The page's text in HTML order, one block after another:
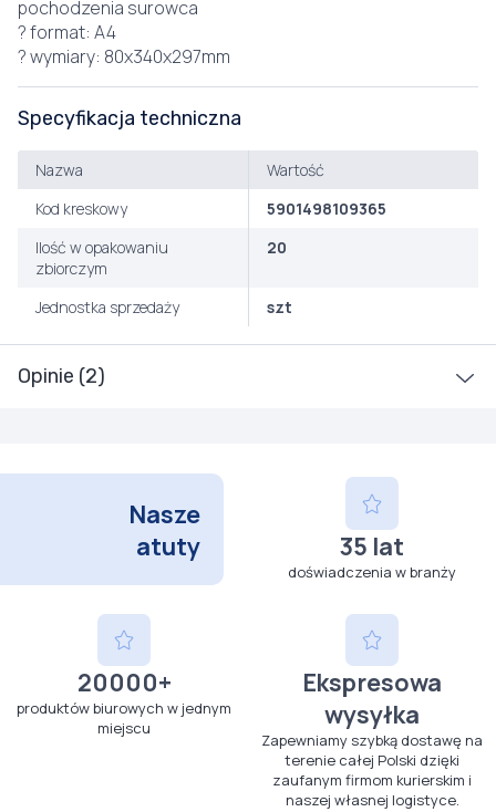
Opinie (2)
pochodzenia surowca
? format: A4
? wymiary: 80x340x297mm
Specyfikacja techniczna
Nazwa
Wartość
Kod kreskowy
5901498109365
Ilość w opakowaniu
zbiorczym
20
Jednostka sprzedaży szt
Nasze
atuty
35 lat
doświadczenia w branży
20000+
produktów biurowych w jednym
miejscu
Ekspresowa
wysyłka
Zapewniamy szybką dostawę na
terenie całej Polski dzięki
zaufanym firmom kurierskim i
naszej własnej logistyce.